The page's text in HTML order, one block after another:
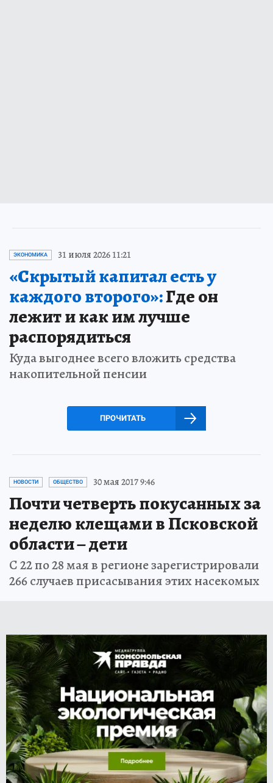
ЭКОНОМИКА 31 июля 2026 11:21
«Скрытый капитал есть у
каждого второго»:Где он
лежит и как им лучше
распорядиться
Куда выгоднее всего вложить средства
накопительной пенсии
ПРОЧИТАТЬ
НОВОСТИ ОБЩЕСТВО 30 мая 2017 9:46
Почти четверть покусанных за
неделю клещами в Псковской
области – дети
С 22 по 28 мая в регионе зарегистрировали
266 случаев присасывания этих насекомых